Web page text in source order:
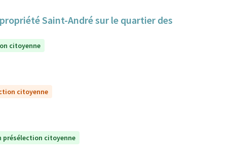
Saint-André sur le quartier des
citoyenne
citoyenne
présélection citoyenne